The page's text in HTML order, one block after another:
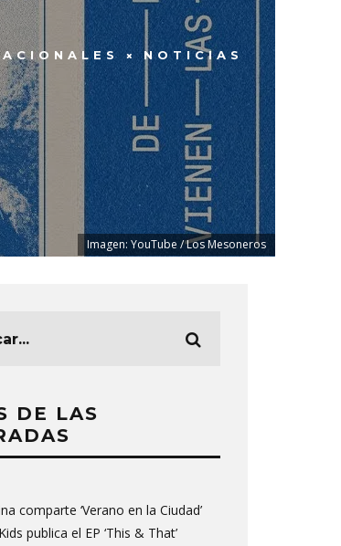
NOTICIAS
Imagen: YouTube / Los Mesoneros
DE LAS
comparte ‘Verano en la Ciudad’
publica el EP ‘This & That’